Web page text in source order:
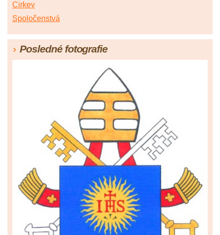
Cirkev
Spoločenstvá
Posledné fotografie